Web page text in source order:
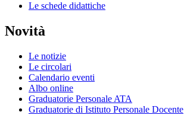
Le schede didattiche
Novità
Le notizie
Le circolari
Calendario eventi
Albo online
Graduatorie Personale ATA
Graduatorie di Istituto Personale Docente